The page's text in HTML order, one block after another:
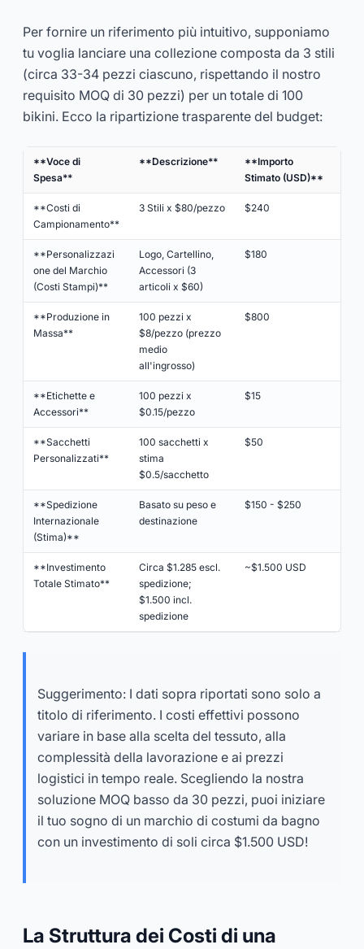
Per fornire un riferimento più intuitivo, supponiamo
tu voglia lanciare una collezione composta da 3 stili
(circa 33-34 pezzi ciascuno, rispettando il nostro
requisito MOQ di 30 pezzi) per un totale di 100
bikini. Ecco la ripartizione trasparente del budget:
**Voce di
Spesa**
**Descrizione**
**Importo
Stimato (USD)**
**Costi di
Campionamento**
3 Stili x $80/pezzo $240
**Personalizzazi
one del Marchio
(Costi Stampi)**
Logo, Cartellino,
Accessori (3
articoli x $60)
$180
**Produzione in
Massa**
100 pezzi x
$8/pezzo (prezzo
medio
all'ingrosso)
$800
**Etichette e
Accessori**
100 pezzi x
$0.15/pezzo
$15
**Sacchetti
Personalizzati**
100 sacchetti x
stima
$0.5/sacchetto
$50
**Spedizione
Internazionale
(Stima)**
Basato su peso e
destinazione
$150 - $250
**Investimento
Totale Stimato**
Circa $1.285 escl.
spedizione;
$1.500 incl.
spedizione
~$1.500 USD
Suggerimento: I dati sopra riportati sono solo a
titolo di riferimento. I costi effettivi possono
variare in base alla scelta del tessuto, alla
complessità della lavorazione e ai prezzi
logistici in tempo reale. Scegliendo la nostra
soluzione MOQ basso da 30 pezzi, puoi iniziare
il tuo sogno di un marchio di costumi da bagno
con un investimento di soli circa $1.500 USD!
La Struttura dei Costi di una